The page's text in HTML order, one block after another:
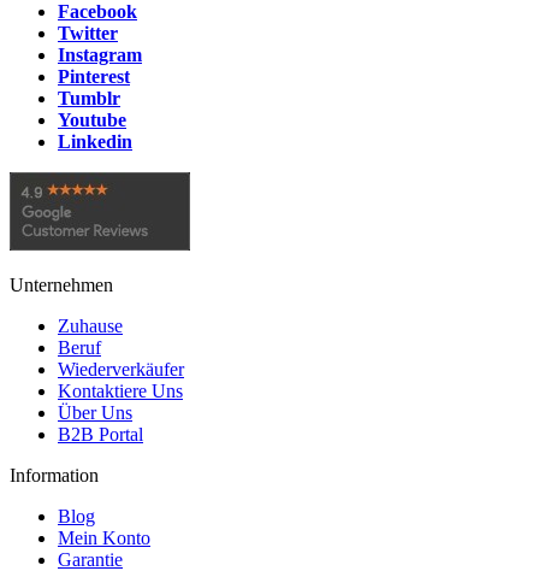
Facebook
Twitter
Instagram
Pinterest
Tumblr
Youtube
Linkedin
Unternehmen
Zuhause
Beruf
Wiederverkäufer
Kontaktiere Uns
Über Uns
B2B Portal
Information
Blog
Mein Konto
Garantie